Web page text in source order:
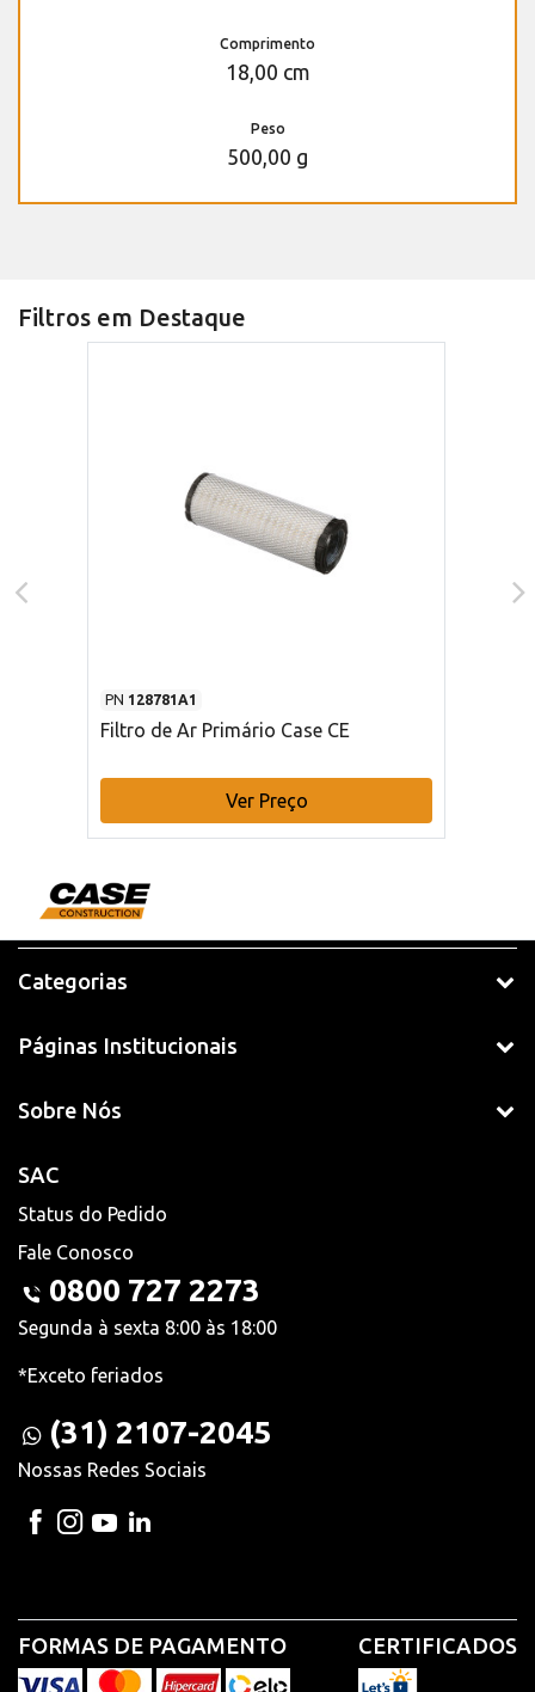
Comprimento
18,00 cm
Peso
500,00 g
Filtros em Destaque
PN 128781A1
Filtro de Ar Primário Case CE
Ver Preço
Categorias
Páginas Institucionais
Sobre Nós
SAC
Status do Pedido
Fale Conosco
0800 727 2273
Segunda à sexta 8:00 às 18:00
*Exceto feriados
(31) 2107-2045
Nossas Redes Sociais
FORMAS DE PAGAMENTO CERTIFICADOS